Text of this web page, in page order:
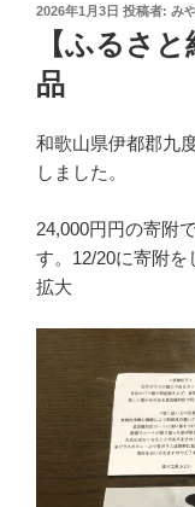
投
2026年1月3日 投稿者: み
【ふるさ
品
和歌山県伊都郡九
しました。
24,000円円の寄附
す。12/20に寄附
拡大